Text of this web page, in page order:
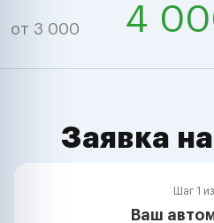
от 3 000 4
Заявка
Шаг 1
Ваш